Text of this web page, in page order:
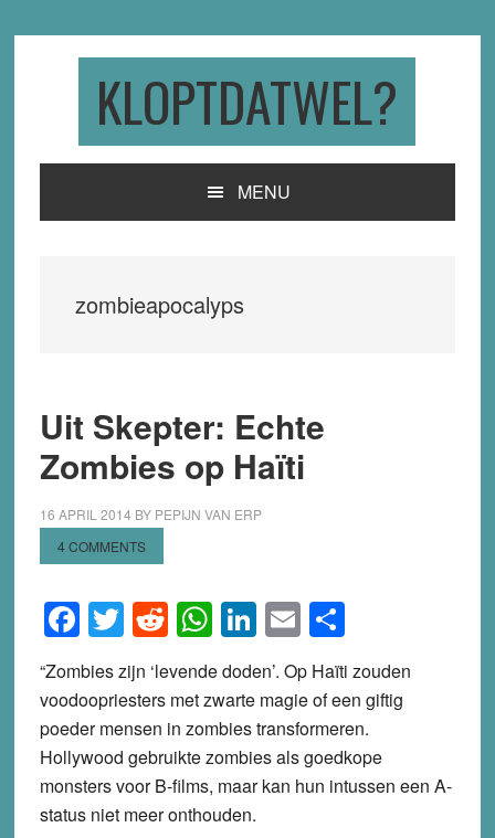
KLOPTDATWEL?
MENU
zombieapocalyps
Uit Skepter: Echte
Zombies op Haïti
16 APRIL 2014 BY PEPIJN VAN ERP
4 COMMENTS
Facebook
Twitter
Reddit
WhatsApp
LinkedIn
EmailShare
“Zombies zijn ‘levende doden’. Op Haïti zouden
voodoopriesters met zwarte magie of een giftig
poeder mensen in zombies transformeren.
Hollywood gebruikte zombies als goedkope
monsters voor B-films, maar kan hun intussen een A-
status niet meer onthouden.